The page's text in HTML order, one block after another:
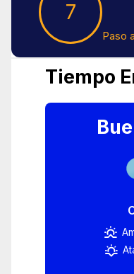
7
Paso
Tiempo